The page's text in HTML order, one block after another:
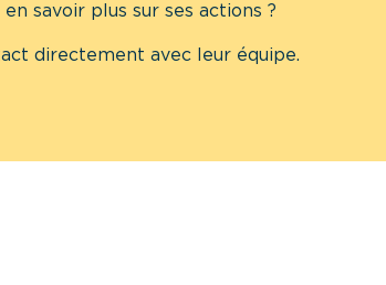
savoir plus sur ses actions ?
directement avec leur équipe.